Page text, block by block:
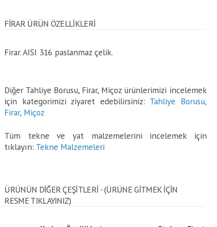
FIRAR ÜRÜN ÖZELLİKLERİ
Firar. AISI 316 paslanmaz çelik.
Diğer Tahliye Borusu, Firar, Miçoz ürünlerimizi incelemek
için kategorimizi ziyaret edebilirsiniz: Tahliye Borusu,
Firar, Miçoz
Tüm tekne ve yat malzemelerini incelemek için
tıklayın: Tekne Malzemeleri
ÜRÜNÜN DİĞER ÇEŞİTLERİ - (ÜRÜNE GITMEK IÇIN
RESME TIKLAYINIZ)